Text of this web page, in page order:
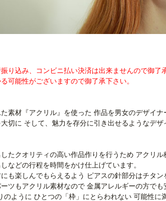
り込み、コンビニ払い決済は出来ませんので御了
可能性がございますので御了承下さい。
素材『アクリル』を使った 作品を男女のデザイナ
切に そして、魅力を存分に引き出せるようなデ
たクオリティの高い作品作りを行うため アクリル
どの行程を時間をかけ仕上げています。
も楽しんでもらえるよう ピアスの針部分はチタン
ツもアクリル素材なので 金属アレルギーの方でも
のように ひとつの「枠」にとらわれない 可能性に